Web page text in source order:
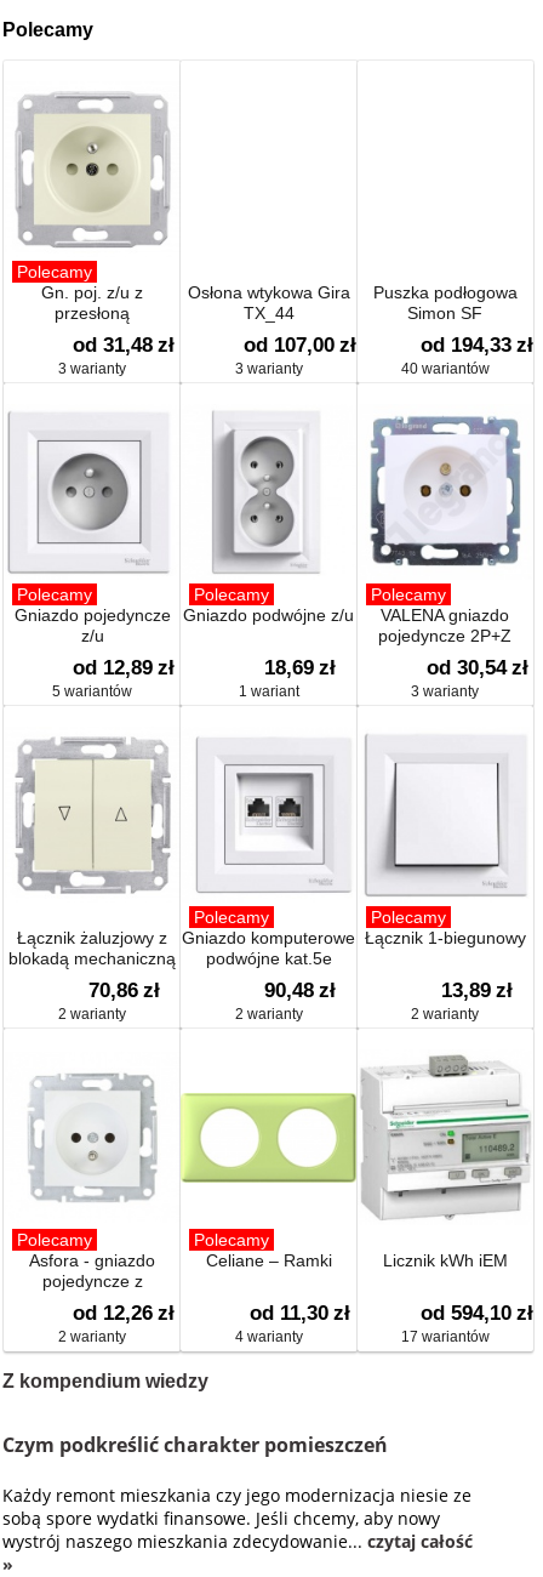
Polecamy
Polecamy
Gn. poj. z/u z
przesłoną
od 31,48 zł
3 warianty
Osłona wtykowa Gira
TX_44
od 107,00 zł
3 warianty
Puszka podłogowa
Simon SF
od 194,33 zł
40 wariantów
Polecamy
Gniazdo pojedyncze
z/u
od 12,89 zł
5 wariantów
Polecamy
Gniazdo podwójne z/u
18,69 zł
1 wariant
Polecamy
VALENA gniazdo
pojedyncze 2P+Z
od 30,54 zł
3 warianty
Łącznik żaluzjowy z
blokadą mechaniczną
70,86 zł
2 warianty
Polecamy
Gniazdo komputerowe
podwójne kat.5e
90,48 zł
2 warianty
Polecamy
Łącznik 1-biegunowy
13,89 zł
2 warianty
Polecamy
Asfora - gniazdo
pojedyncze z
uziemieniem
od 12,26 zł
2 warianty
Polecamy
Celiane – Ramki
od 11,30 zł
4 warianty
Licznik kWh iEM
od 594,10 zł
17 wariantów
Z kompendium wiedzy
Czym podkreślić charakter pomieszczeń
Każdy remont mieszkania czy jego modernizacja niesie ze
sobą spore wydatki finansowe. Jeśli chcemy, aby nowy
wystrój naszego mieszkania zdecydowanie...czytaj całość
»